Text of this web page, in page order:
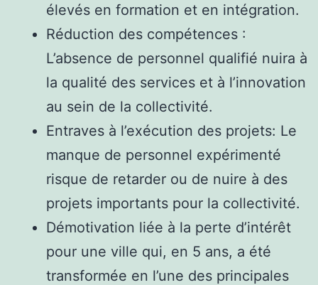
élevés en formation et en intégration.
Réduction des compétences :
L’absence de personnel qualifié nuira à
la qualité des services et à l’innovation
au sein de la collectivité.
Entraves à l’exécution des projets: Le
manque de personnel expérimenté
risque de retarder ou de nuire à des
projets importants pour la collectivité.
Démotivation liée à la perte d’intérêt
pour une ville qui, en 5 ans, a été
transformée en l’une des principales